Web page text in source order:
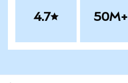
4.7 50M+